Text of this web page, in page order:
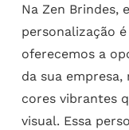
Na Zen Brindes,
personalização
oferecemos a
da sua empresa,
cores vibrantes
visual. Essa